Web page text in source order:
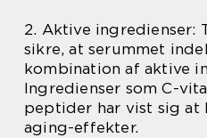
2. Aktive ingredienser:
sikre, at serummet
kombination af aktive
Ingredienser som C-
peptider har vist sig at
aging-effekter.